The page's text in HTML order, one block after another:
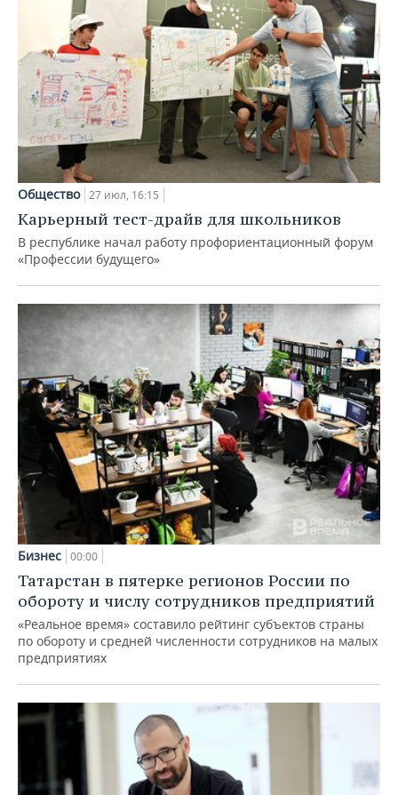
Общество 27 июл, 16:15
Карьерный тест-драйв для школьников
В республике начал работу профориентационный форум
«Профессии будущего»
Бизнес 00:00
Татарстан в пятерке регионов России по
обороту и числу сотрудников предприятий
«Реальное время» составило рейтинг субъектов страны
по обороту и средней численности сотрудников на малых
предприятиях